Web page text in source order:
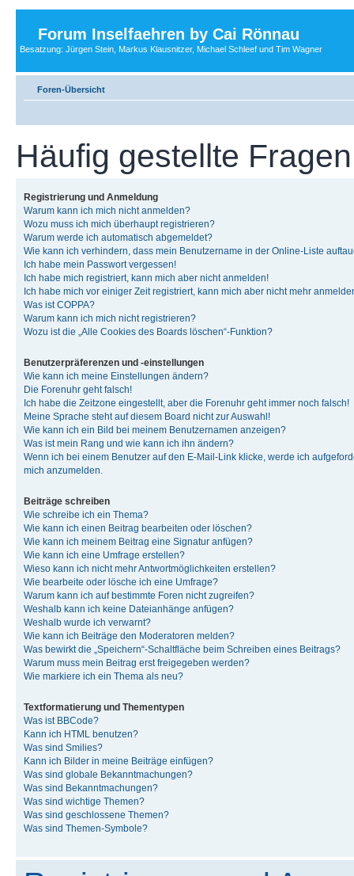
Forum Inselfaehren by Cai Rönnau
Besatzung: Jürgen Stein, Markus Klausnitzer, Michael Schleef und Tim Wagner
Foren-Übersicht
Häufig gestellte Fragen
Registrierung und Anmeldung
Warum kann ich mich nicht anmelden?
Wozu muss ich mich überhaupt registrieren?
Warum werde ich automatisch abgemeldet?
Wie kann ich verhindern, dass mein Benutzername in der Online-Liste
Ich habe mein Passwort vergessen!
Ich habe mich registriert, kann mich aber nicht anmelden!
Ich habe mich vor einiger Zeit registriert, kann mich aber nicht mehr
Was ist COPPA?
Warum kann ich mich nicht registrieren?
Wozu ist die „Alle Cookies des Boards löschen“-Funktion?
Benutzerpräferenzen und -einstellungen
Wie kann ich meine Einstellungen ändern?
Die Forenuhr geht falsch!
Ich habe die Zeitzone eingestellt, aber die Forenuhr geht immer noch falsch!
Meine Sprache steht auf diesem Board nicht zur Auswahl!
Wie kann ich ein Bild bei meinem Benutzernamen anzeigen?
Was ist mein Rang und wie kann ich ihn ändern?
Wenn ich bei einem Benutzer auf den E-Mail-Link klicke, werde ich
mich anzumelden.
Beiträge schreiben
Wie schreibe ich ein Thema?
Wie kann ich einen Beitrag bearbeiten oder löschen?
Wie kann ich meinem Beitrag eine Signatur anfügen?
Wie kann ich eine Umfrage erstellen?
Wieso kann ich nicht mehr Antwortmöglichkeiten erstellen?
Wie bearbeite oder lösche ich eine Umfrage?
Warum kann ich auf bestimmte Foren nicht zugreifen?
Weshalb kann ich keine Dateianhänge anfügen?
Weshalb wurde ich verwarnt?
Wie kann ich Beiträge den Moderatoren melden?
Was bewirkt die „Speichern“-Schaltfläche beim Schreiben eines Beitrags?
Warum muss mein Beitrag erst freigegeben werden?
Wie markiere ich ein Thema als neu?
Textformatierung und Thementypen
Was ist BBCode?
Kann ich HTML benutzen?
Was sind Smilies?
Kann ich Bilder in meine Beiträge einfügen?
Was sind globale Bekanntmachungen?
Was sind Bekanntmachungen?
Was sind wichtige Themen?
Was sind geschlossene Themen?
Was sind Themen-Symbole?